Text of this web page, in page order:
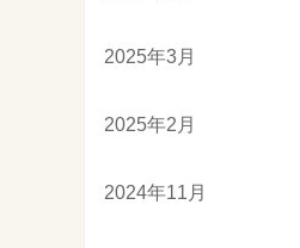
2025年3月
2025年2月
2024年11月